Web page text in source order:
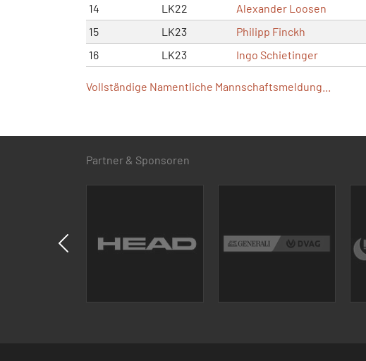
14
LK22 Alexander Loosen
15
LK23 Philipp Finckh
16
LK23 Ingo Schietinger
Vollständige Namentliche Mannschaftsmeldung...
Partner & Sponsoren